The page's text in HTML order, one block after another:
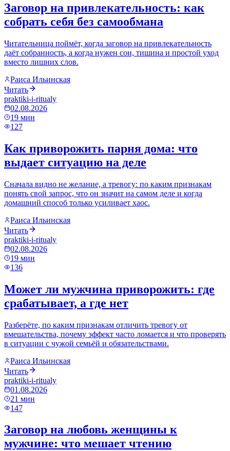
Заговор на привлекательность: как
собрать себя без самообмана
Читательница поймёт, когда заговор на привлекательность
даёт собранность, а когда нужен сон, тишина и простой уход
вместо лишних слов.
Раиса Ильинская
Читать
praktiki-i-ritualy
02.08.2026
19 мин
127
Как приворожить парня дома: что
выдает ситуацию на деле
Сначала видно не желание, а тревогу: по каким признакам
понять свой запрос, что он значит на самом деле и когда
домашний способ только усиливает хаос.
Раиса Ильинская
Читать
praktiki-i-ritualy
02.08.2026
19 мин
136
Может ли мужчина приворожить: где
срабатывает, а где нет
Разберёте, по каким признакам отличить тревогу от
вмешательства, почему эффект часто ломается и что проверять
в ситуации с чужой семьёй и обязательствами.
Раиса Ильинская
Читать
praktiki-i-ritualy
01.08.2026
21 мин
147
Заговор на любовь женщины к
мужчине: что мешает чтению